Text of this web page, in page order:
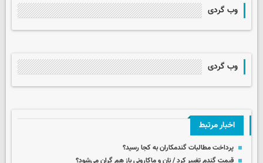
وب گردی
وب گردی
اخبار مرتبط
پرداخت مطالبات گندمکاران به کجا رسید؟
قیمت گندم تغییر کرد / نان و ماکارونی باز هم گران می‌شود؟